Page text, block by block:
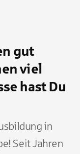
gut
viel
hast Du
in
Seit Jahren